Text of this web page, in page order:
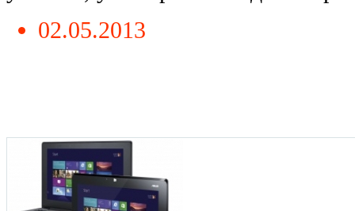
02.05.2013